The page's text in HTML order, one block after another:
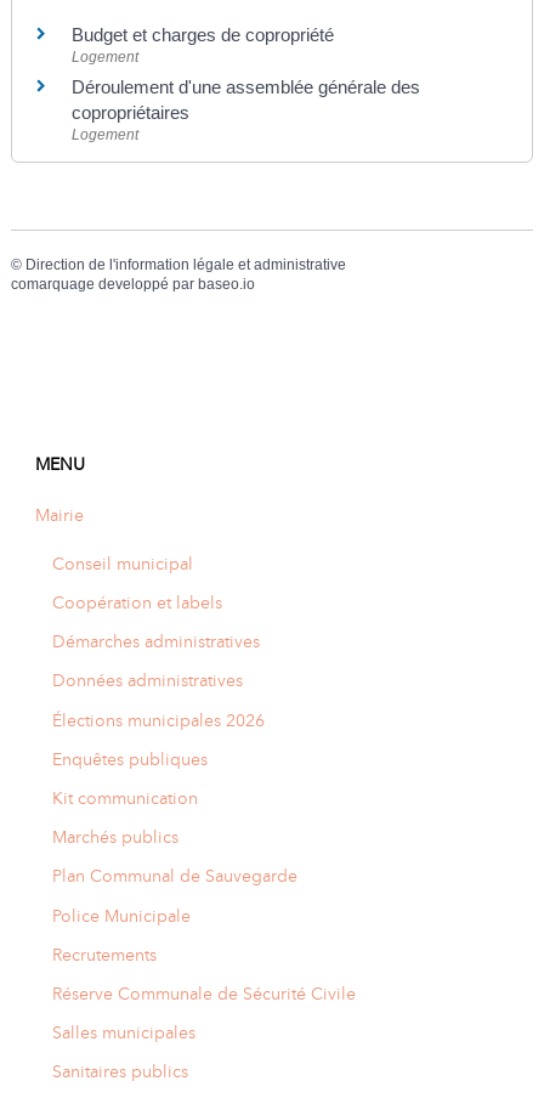
Budget et charges de copropriété
Logement
Déroulement d'une assemblée générale des
copropriétaires
Logement
© Direction de l'information légale et administrative
comarquage developpé par baseo.io
MENU
Mairie
Conseil municipal
Coopération et labels
Démarches administratives
Données administratives
Élections municipales 2026
Enquêtes publiques
Kit communication
Marchés publics
Plan Communal de Sauvegarde
Police Municipale
Recrutements
Réserve Communale de Sécurité Civile
Salles municipales
Sanitaires publics